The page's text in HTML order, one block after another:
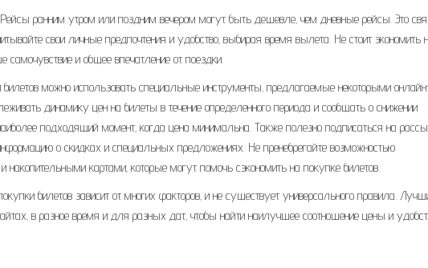
ранним утром или поздним вечером могут быть дешевле‚ чем дневные рейсы. Это
свои личные предпочтения и удобство‚ выбирая время вылета. Не стоит экономить
самочувствие и общее впечатление от поездки.
можно использовать специальные инструменты‚ предлагаемые некоторыми
динамику цен на билеты в течение определенного периода и сообщать о снижении
подходящий момент‚ когда цена минимальна. Также полезно подписаться на
о скидках и специальных предложениях. Не пренебрегайте возможностью
картами‚ которые могут помочь сэкономить на покупке билетов.
билетов зависит от многих факторов‚ и не существует универсального правила.
в разное время и для разных дат‚ чтобы найти наилучшее соотношение цены и